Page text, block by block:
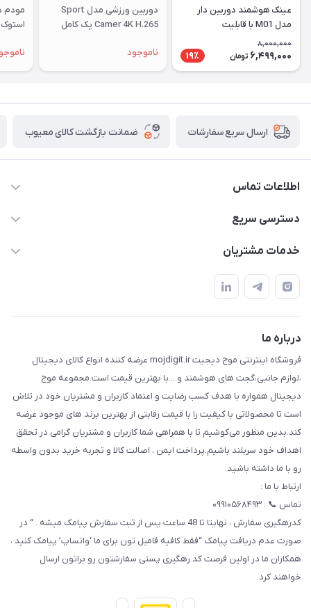
عینک هوشمند دوربین دار
مدل M01 با قابلیت
فیلم‌برداری ۴K
8,000,000
6,499,000 تومان 19٪
دوربین ورزشی مدل Sport
Camer 4K H.265 پک کامل
ناموجود
ارسال سریع سفارشات ضمانت بازگشت کالای معیوب
اطلاعات تماس
واتساپ و تماس 09910568493
دسترسی سریع
حساب کاربری
درباره ما
تماس با ما
خدمات مشتریان
قوانین و مقررات
حریم خصوصی
درباره ما
فروشگاه اینترنتی موج دیجیت mojdigit.ir عرضه کننده انواع کالای دیجیتال
،لوازم جانبی،گجت های هوشمند و....با بهترین قیمت است.مجموعه موج
دیجیتال همواره با هدف کسب رضایت و اعتماد کاربران و مشتریان خود در تلاش
است تا محصولاتی با کیفیت را با قیمت رقابتی از بهترین برند های موجود عرضه
کند.بدین منظور می‌کوشیم تا با همراهی شما کاربران و مشتریان گرامی در تحقق
اهداف خود سربلند باشیم.پرداخت ایمن ، اصالت کالا و تجربه خرید بدون واسطه
رو با ما داشته باشید.
ارتباط با ما :
تماس 📞 : ۰۹۹۱۰۵۶۸۴۹۳
کدرهگیری سفارش ، نهایتا تا 48 ساعت پس از ثبت سفارش پیامک میشه . “ در
صورت عدم دریافت پیامک “فقط کافیه فامیل تون برای ما ‘واتساپ’ پیامک کنید ،
همکاران ما در اولین فرصت کد رهگیری پستی سفارشتون رو براتون ارسال
خواهند کرد.